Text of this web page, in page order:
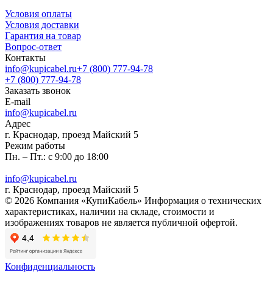
Условия оплаты
Условия доставки
Гарантия на товар
Вопрос-ответ
Контакты
info@kupicabel.ru+7 (800) 777-94-78
+7 (800) 777-94-78
Заказать звонок
E-mail
info@kupicabel.ru
Адрес
г. Краснодар, проезд Майский 5
Режим работы
Пн. – Пт.: с 9:00 до 18:00
info@kupicabel.ru
г. Краснодар, проезд Майский 5
© 2026 Компания «КупиКабель» Информация о технических
характеристиках, наличии на складе, стоимости и
изображениях товаров не является публичной офертой.
Конфиденциальность